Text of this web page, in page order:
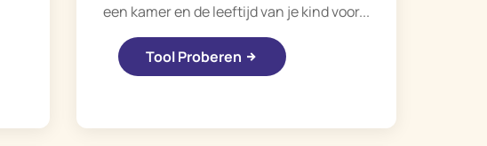
een kamer en de leeftijd van je kind voor...
Tool Proberen